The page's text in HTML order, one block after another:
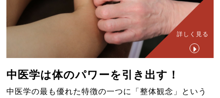
詳しく見る
中医学は体のパワーを引き出す！
中医学の最も優れた特徴の一つに「整体観念」という